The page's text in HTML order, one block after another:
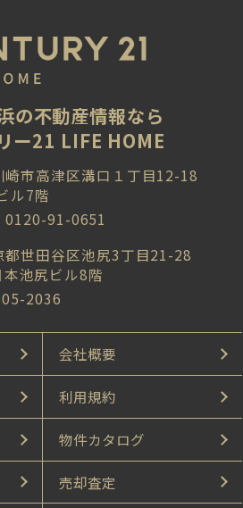
の不動産情報なら
ー21 LIFE HOME
崎市高津区溝口１丁目12-18
ル7階
0120-91-0651
都世田谷区池尻3丁目21-28
本池尻ビル8階
2036
会社概要
利用規約
物件カタログ
売却査定